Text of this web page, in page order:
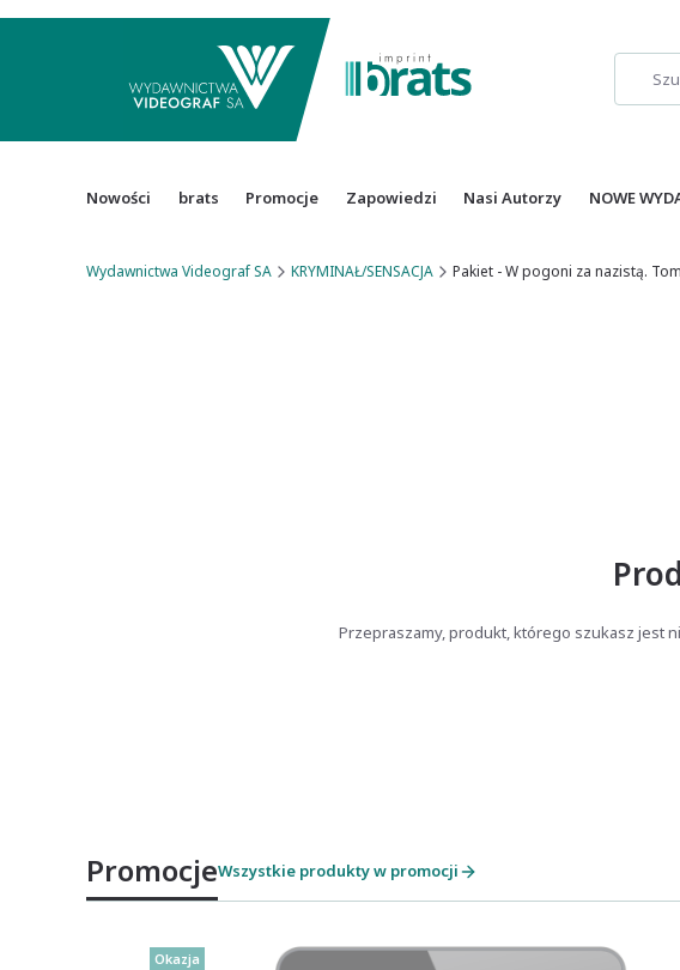
Nowości brats Promocje Zapowiedzi Nasi Autorzy NOWE
Wydawnictwa Videograf SA KRYMINAŁ/SENSACJA Pakiet - W pogoni za nazistą.
Przepraszamy, produkt, którego szukasz jest
PromocjeWszystkie produkty w promocji
Okazja